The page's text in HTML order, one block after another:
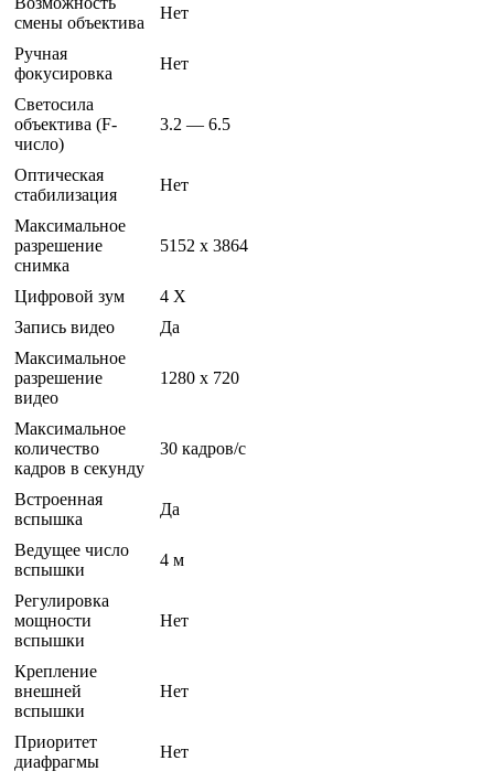
смены объектива
Нет
Ручная
фокусировка
Нет
Светосила
объектива (F-
число)
3.2 — 6.5
Оптическая
стабилизация
Нет
Максимальное
разрешение
снимка
5152 x 3864
Цифровой зум
4 Х
Запись видео
Да
Максимальное
разрешение
видео
1280 x 720
Максимальное
количество
кадров в секунду
30 кадров/с
Встроенная
вспышка
Да
Ведущее число
вспышки
4 м
Регулировка
мощности
вспышки
Нет
Крепление
внешней
вспышки
Нет
Приоритет
диафрагмы
Нет